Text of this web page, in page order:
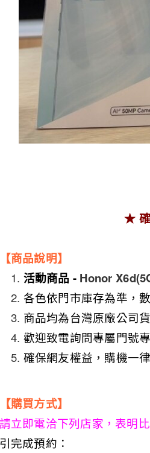
★ 確
【商品說明】
活動商品 - Honor
各色依門市庫存為準，
商品均為台灣原廠公司
歡迎致電詢問專屬門號
確保網友權益，購機一
【購買方式】
請立即電洽下列店家，表明
引完成預約：